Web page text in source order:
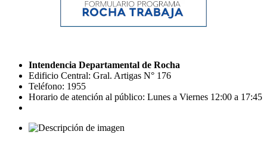
Intendencia Departamental de Rocha
Edificio Central: Gral. Artigas N° 176
Teléfono: 1955
Horario de atención al público: Lunes a Viernes 12:00 a 17:45